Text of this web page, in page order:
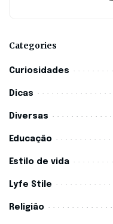
Categories
Curiosidades
Dicas
Diversas
Educação
Estilo de vida
Lyfe Stile
Religião